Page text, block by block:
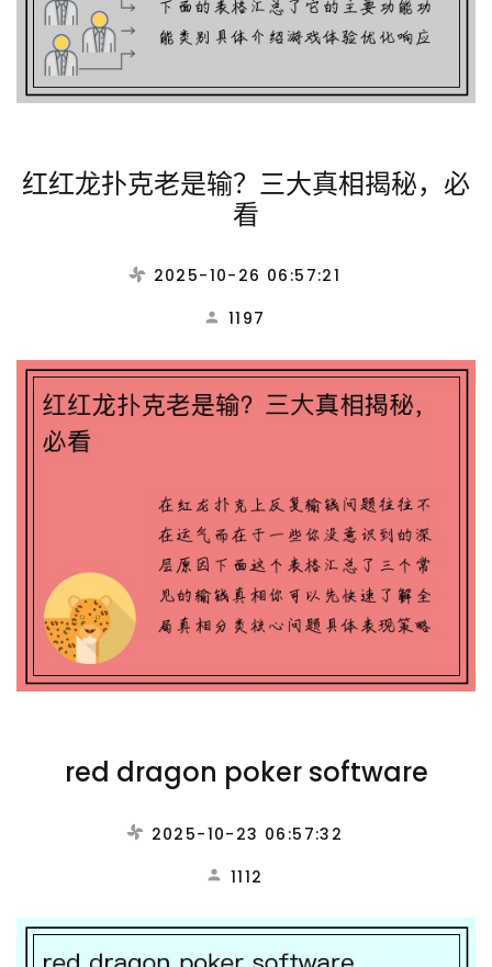
红红龙扑克老是输？三大真相揭秘，必
看
2025-10-26 06:57:21
1197
red dragon poker software
2025-10-23 06:57:32
1112